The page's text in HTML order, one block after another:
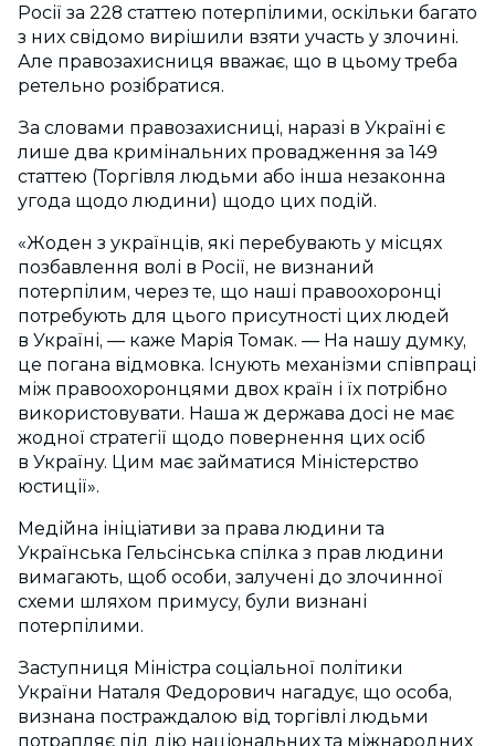
Росії за 228 статтею потерпілими, оскільки багато
з них свідомо вирішили взяти участь у злочині.
Але правозахисниця вважає, що в цьому треба
ретельно розібратися.
За словами правозахисниці, наразі в Україні є
лише два кримінальних провадження за 149
статтею (Торгівля людьми або інша незаконна
угода щодо людини) щодо цих подій.
«Жоден з українців, які перебувають у місцях
позбавлення волі в Росії, не визнаний
потерпілим, через те, що наші правоохоронці
потребують для цього присутності цих людей
в Україні, — каже Марія Томак. — На нашу думку,
це погана відмовка. Існують механізми співпраці
між правоохоронцями двох країн і їх потрібно
використовувати. Наша ж держава досі не має
жодної стратегії щодо повернення цих осіб
в Україну. Цим має займатися Міністерство
юстиції».
Медійна ініціативи за права людини та
Українська Гельсінська спілка з прав людини
вимагають, щоб особи, залучені до злочинної
схеми шляхом примусу, були визнані
потерпілими.
Заступниця Міністра соціальної політики
України Наталя Федорович нагадує, що особа,
визнана постраждалою від торгівлі людьми
потрапляє під дію національних та міжнародних